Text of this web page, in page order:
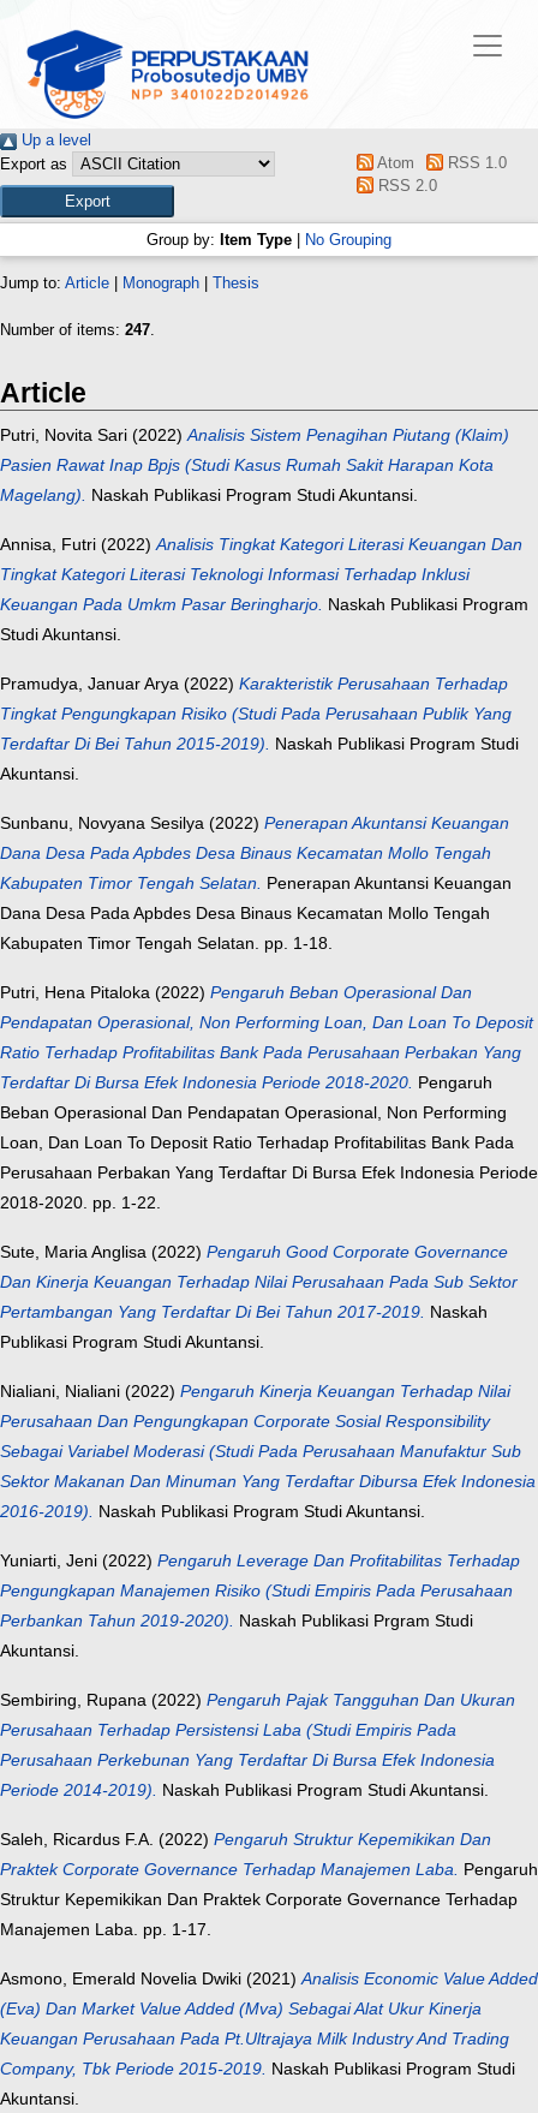
Up a level
Export as
Atom
RSS 1.0
RSS 2.0
Group by: Item Type No Grouping
Jump to: Article Monograph Thesis
Number of items: 247.
Article
Putri, Novita Sari (2022)Analisis Sistem Penagihan Piutang (Klaim)
Pasien Rawat Inap Bpjs (Studi Kasus Rumah Sakit Harapan Kota
Magelang). Naskah Publikasi Program Studi Akuntansi.
Annisa, Futri (2022)Analisis Tingkat Kategori Literasi Keuangan Dan
Tingkat Kategori Literasi Teknologi Informasi Terhadap Inklusi
Keuangan Pada Umkm Pasar Beringharjo. Naskah Publikasi Program
Studi Akuntansi.
Pramudya, Januar Arya (2022) Karakteristik Perusahaan Terhadap
Tingkat Pengungkapan Risiko (Studi Pada Perusahaan Publik Yang
Terdaftar Di Bei Tahun 2015-2019). Naskah Publikasi Program Studi
Akuntansi.
Sunbanu, Novyana Sesilya (2022) Penerapan Akuntansi Keuangan
Dana Desa Pada Apbdes Desa Binaus Kecamatan Mollo Tengah
Kabupaten Timor Tengah Selatan. Penerapan Akuntansi Keuangan
Dana Desa Pada Apbdes Desa Binaus Kecamatan Mollo Tengah
Kabupaten Timor Tengah Selatan. pp. 1-18.
Putri, Hena Pitaloka (2022) Pengaruh Beban Operasional Dan
Pendapatan Operasional, Non Performing Loan, Dan Loan To Deposit
Ratio Terhadap Profitabilitas Bank Pada Perusahaan Perbakan Yang
Terdaftar Di Bursa Efek Indonesia Periode 2018-2020. Pengaruh
Beban Operasional Dan Pendapatan Operasional, Non Performing
Loan, Dan Loan To Deposit Ratio Terhadap Profitabilitas Bank Pada
Perusahaan Perbakan Yang Terdaftar Di Bursa Efek Indonesia Periode
2018-2020. pp. 1-22.
Sute, Maria Anglisa (2022) Pengaruh Good Corporate Governance
Dan Kinerja Keuangan Terhadap Nilai Perusahaan Pada Sub Sektor
Pertambangan Yang Terdaftar Di Bei Tahun 2017-2019. Naskah
Publikasi Program Studi Akuntansi.
Nialiani, Nialiani (2022) Pengaruh Kinerja Keuangan Terhadap Nilai
Perusahaan Dan Pengungkapan Corporate Sosial Responsibility
Sebagai Variabel Moderasi (Studi Pada Perusahaan Manufaktur Sub
Sektor Makanan Dan Minuman Yang Terdaftar Dibursa Efek Indonesia
2016-2019). Naskah Publikasi Program Studi Akuntansi.
Yuniarti, Jeni (2022) Pengaruh Leverage Dan Profitabilitas Terhadap
Pengungkapan Manajemen Risiko (Studi Empiris Pada Perusahaan
Perbankan Tahun 2019-2020). Naskah Publikasi Prgram Studi
Akuntansi.
Sembiring, Rupana (2022) Pengaruh Pajak Tangguhan Dan Ukuran
Perusahaan Terhadap Persistensi Laba (Studi Empiris Pada
Perusahaan Perkebunan Yang Terdaftar Di Bursa Efek Indonesia
Periode 2014-2019). Naskah Publikasi Program Studi Akuntansi.
Saleh, Ricardus F.A. (2022) Pengaruh Struktur Kepemikikan Dan
Praktek Corporate Governance Terhadap Manajemen Laba. Pengaruh
Struktur Kepemikikan Dan Praktek Corporate Governance Terhadap
Manajemen Laba. pp. 1-17.
Asmono, Emerald Novelia Dwiki (2021)Analisis Economic Value Added
(Eva) Dan Market Value Added (Mva) Sebagai Alat Ukur Kinerja
Keuangan Perusahaan Pada Pt.Ultrajaya Milk Industry And Trading
Company, Tbk Periode 2015-2019. Naskah Publikasi Program Studi
Akuntansi.